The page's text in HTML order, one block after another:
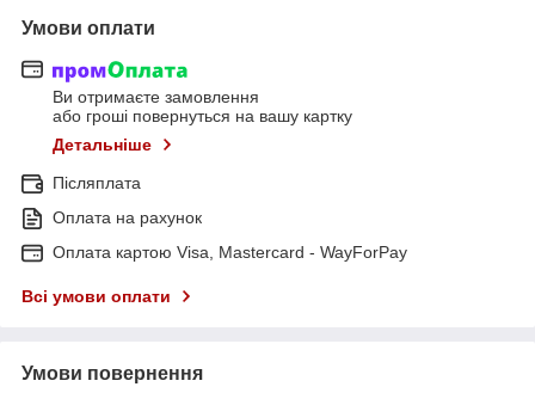
Умови оплати
Ви отримаєте замовлення
або гроші повернуться на вашу картку
Детальніше
Післяплата
Оплата на рахунок
Оплата картою Visa, Mastercard - WayForPay
Всі умови оплати
Умови повернення